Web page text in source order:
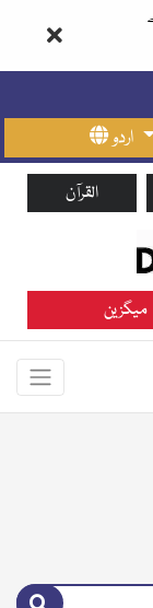
اردو
القرآن
میگزین